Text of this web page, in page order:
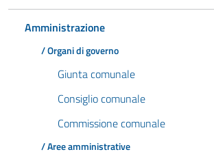
Amministrazione
/ Organi di governo
Giunta comunale
Consiglio comunale
Commissione comunale
/ Aree amministrative